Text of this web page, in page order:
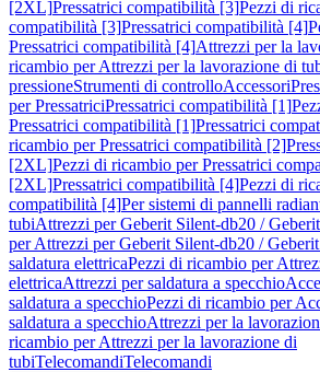
[2XL]Pressatrici compatibilità [3]Pezzi di
compatibilità [3]Pressatrici compatibilità [4]
Pressatrici compatibilità [4]Attrezzi per la
ricambio per Attrezzi per la lavorazione di
pressioneStrumenti di controlloAccessori
per PressatriciPressatrici compatibilità [1]
Pressatrici compatibilità [1]Pressatrici
ricambio per Pressatrici compatibilità [2]
[2XL]Pezzi di ricambio per Pressatrici
[2XL]Pressatrici compatibilità [4]Pezzi di
compatibilità [4]Per sistemi di pannelli
tubiAttrezzi per Geberit Silent-db20 /
per Attrezzi per Geberit Silent-db20 /
saldatura elettricaPezzi di ricambio per
elettricaAttrezzi per saldatura a specchio
saldatura a specchioPezzi di ricambio per
saldatura a specchioAttrezzi per la
ricambio per Attrezzi per la lavorazione di
tubiTelecomandiTelecomandi